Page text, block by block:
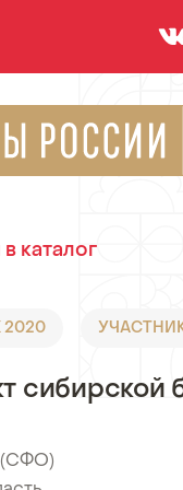
каталог
2020 УЧАСТНИК
сибирской
(СФО)